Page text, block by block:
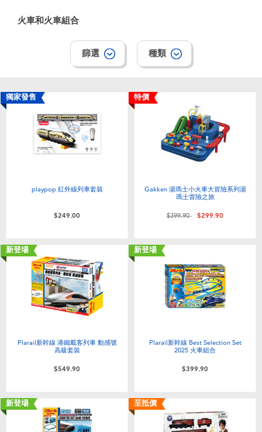
毛毛公仔玩具
嬰兒及學前玩具
任天堂 Switch
盲盒
生活精品
火車和火車組合
篩選 種類
獨家發售
playpop 紅外線列車套裝
$249.00
特價
Gakken 湯瑪士小火車大冒險系列湯
瑪士冒險之旅
價格從
$399.90至$299.90
新登場
Plarail新幹線 港鐵載客列車 動感號
高級套裝
$549.90
新登場
Plarail新幹線 Best Selection Set
2025 火車組合
$399.90
新登場 至抵價